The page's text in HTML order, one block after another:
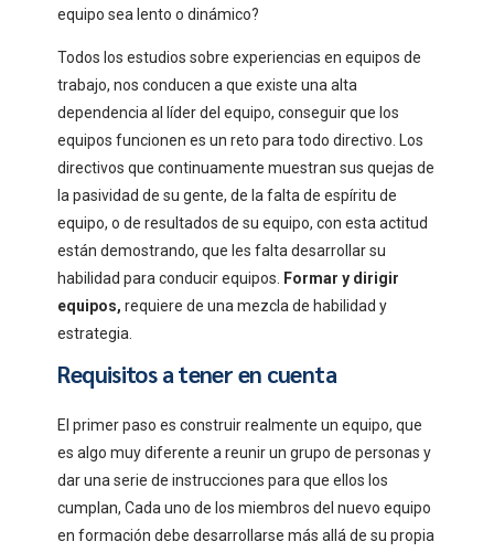
equipo sea lento o dinámico?
Todos los estudios sobre experiencias en equipos de
trabajo, nos conducen a que existe una alta
dependencia al líder del equipo, conseguir que los
equipos funcionen es un reto para todo directivo. Los
directivos que continuamente muestran sus quejas de
la pasividad de su gente, de la falta de espíritu de
equipo, o de resultados de su equipo, con esta actitud
están demostrando, que les falta desarrollar su
habilidad para conducir equipos.
Formar y dirigir
equipos, requiere de una mezcla de habilidad y
estrategia.
Requisitos a tener en cuenta
El primer paso es construir realmente un equipo, que
es algo muy diferente a reunir un grupo de personas y
dar una serie de instrucciones para que ellos los
cumplan, Cada uno de los miembros del nuevo equipo
en formación debe desarrollarse más allá de su propia